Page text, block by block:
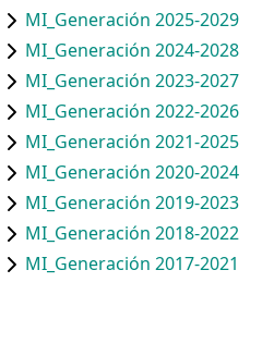
MI_Generación 2025-2029
MI_Generación 2024-2028
MI_Generación 2023-2027
MI_Generación 2022-2026
MI_Generación 2021-2025
MI_Generación 2020-2024
MI_Generación 2019-2023
MI_Generación 2018-2022
MI_Generación 2017-2021